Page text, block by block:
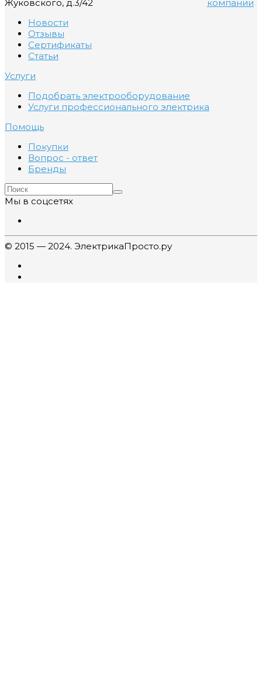
Жуковского, д.3/42
компании
Новости
Отзывы
Сертификаты
Статьи
Услуги
Подобрать электрооборудование
Услуги профессионального электрика
Помощь
Покупки
Вопрос - ответ
Бренды
Мы в соцсетях
© 2015 — 2024. ЭлектрикаПросто.ру